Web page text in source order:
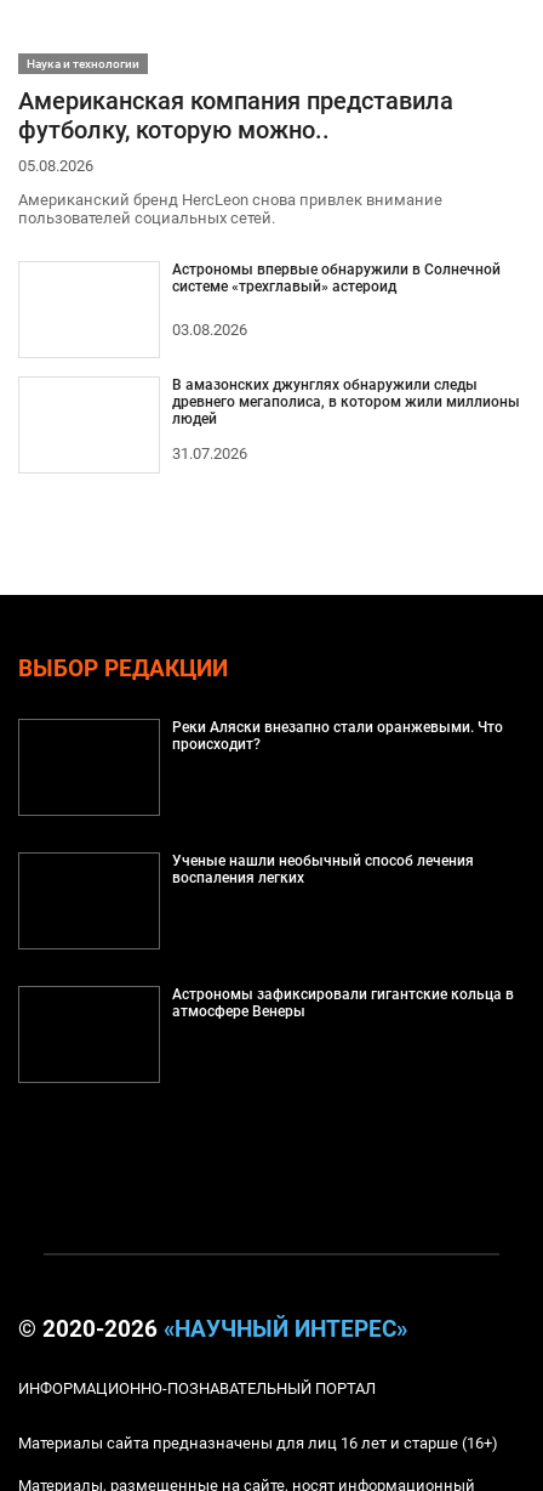
Наука и технологии
Американская компания представила
футболку, которую можно..
05.08.2026
Американский бренд HercLeon снова привлек внимание
пользователей социальных сетей.
Астрономы впервые обнаружили в Солнечной
системе «трехглавый» астероид
03.08.2026
В амазонских джунглях обнаружили следы
древнего мегаполиса, в котором жили миллионы
людей
31.07.2026
ВЫБОР РЕДАКЦИИ
Реки Аляски внезапно стали оранжевыми. Что
происходит?
Ученые нашли необычный способ лечения
воспаления легких
Астрономы зафиксировали гигантские кольца в
атмосфере Венеры
© 2020-2026 «НАУЧНЫЙ ИНТЕРЕС»
ИНФОРМАЦИОННО-ПОЗНАВАТЕЛЬНЫЙ ПОРТАЛ
Материалы сайта предназначены для лиц 16 лет и старше (16+)
Материалы, размещенные на сайте, носят информационный